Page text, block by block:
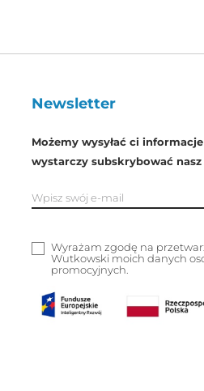
Newsletter
Możemy wysyłać ci
wystarczy subskrybować
Wyrażam zgodę na
Wutkowski moich danych
promocyjnych.